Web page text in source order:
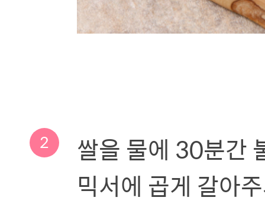
2
쌀을 물에 30분간
믹서에 곱게 갈아